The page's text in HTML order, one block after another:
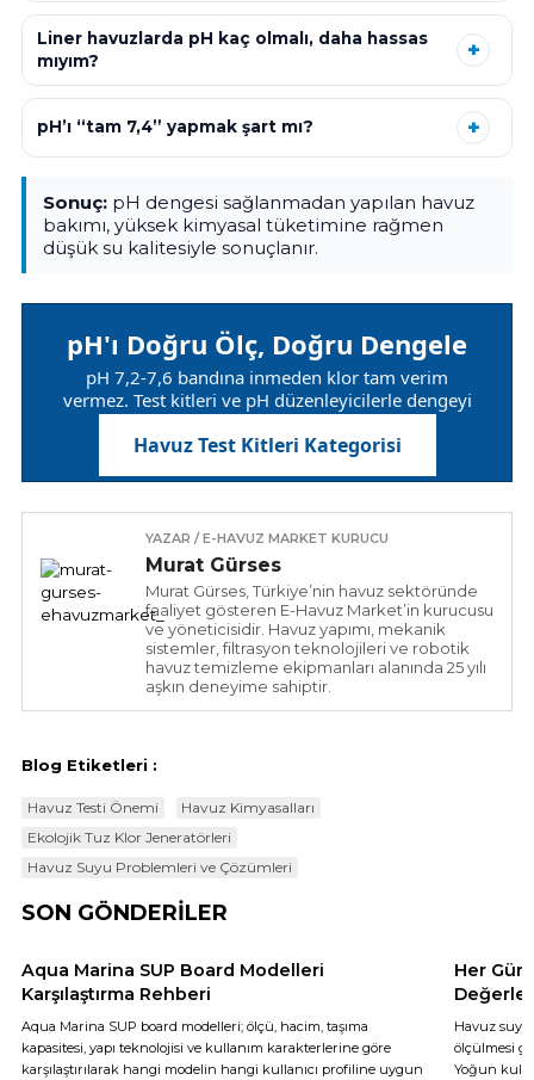
Liner havuzlarda pH kaç olmalı, daha hassas
mıyım?
pH’ı “tam 7,4” yapmak şart mı?
Sonuç: pH dengesi sağlanmadan yapılan havuz
bakımı, yüksek kimyasal tüketimine rağmen
düşük su kalitesiyle sonuçlanır.
pH'ı Doğru Ölç, Doğru Dengele
pH 7,2-7,6 bandına inmeden klor tam verim
vermez. Test kitleri ve pH düzenleyicilerle dengeyi
kur.
Havuz Test Kitleri Kategorisi
YAZAR / E-HAVUZ MARKET KURUCU
Murat Gürses
Murat Gürses, Türkiye’nin havuz sektöründe
faaliyet gösteren E-Havuz Market’in kurucusu
ve yöneticisidir. Havuz yapımı, mekanik
sistemler, filtrasyon teknolojileri ve robotik
havuz temizleme ekipmanları alanında 25 yılı
aşkın deneyime sahiptir.
Blog Etiketleri :
Havuz Testi Önemi
Havuz Kimyasalları
Ekolojik Tuz Klor Jeneratörleri
Havuz Suyu Problemleri ve Çözümleri
SON GÖNDERİLER
Aqua Marina SUP Board Modelleri
Karşılaştırma Rehberi
Aqua Marina SUP board modelleri; ölçü, hacim, taşıma
kapasitesi, yapı teknolojisi ve kullanım karakterlerine göre
karşılaştırılarak hangi modelin hangi kullanıcı profiline uygun
Her
Havuz
ölçülmesi
Yoğun